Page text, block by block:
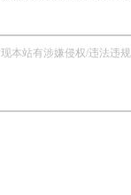
站有涉嫌侵权/违法违规